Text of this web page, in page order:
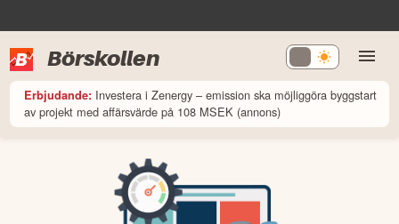
Börskollen
Erbjudande: Investera i Zenergy – emission ska möjliggöra byggstart
av projekt med affärsvärde på 108 MSEK (annons)